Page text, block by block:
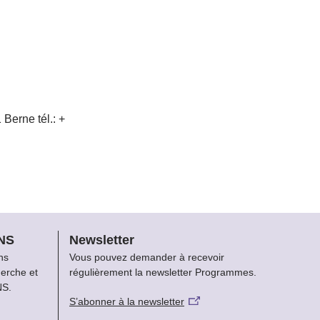
Berne tél.: +
et
Newsletter
Vous pouvez demander à recevoir
régulièrement la newsletter Programmes.
S’abonner à la newsletter